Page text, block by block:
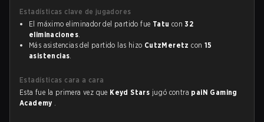
Estadísticas clave de jugadores
El máximo eliminador del partido fue Tatu con32
eliminaciones.
Más asistencias del partido las hizo CutzMeretz con 15
asistencias.
Estadísticas cara a cara
Esta fue la primera vez que Keyd Stars jugó contra paiN Gaming
Academy .